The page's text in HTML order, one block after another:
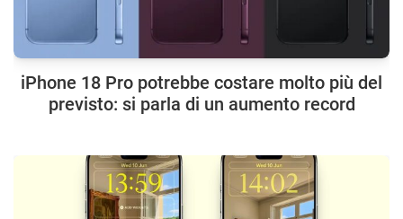
iPhone 18 Pro potrebbe costare molto più del
previsto: si parla di un aumento record